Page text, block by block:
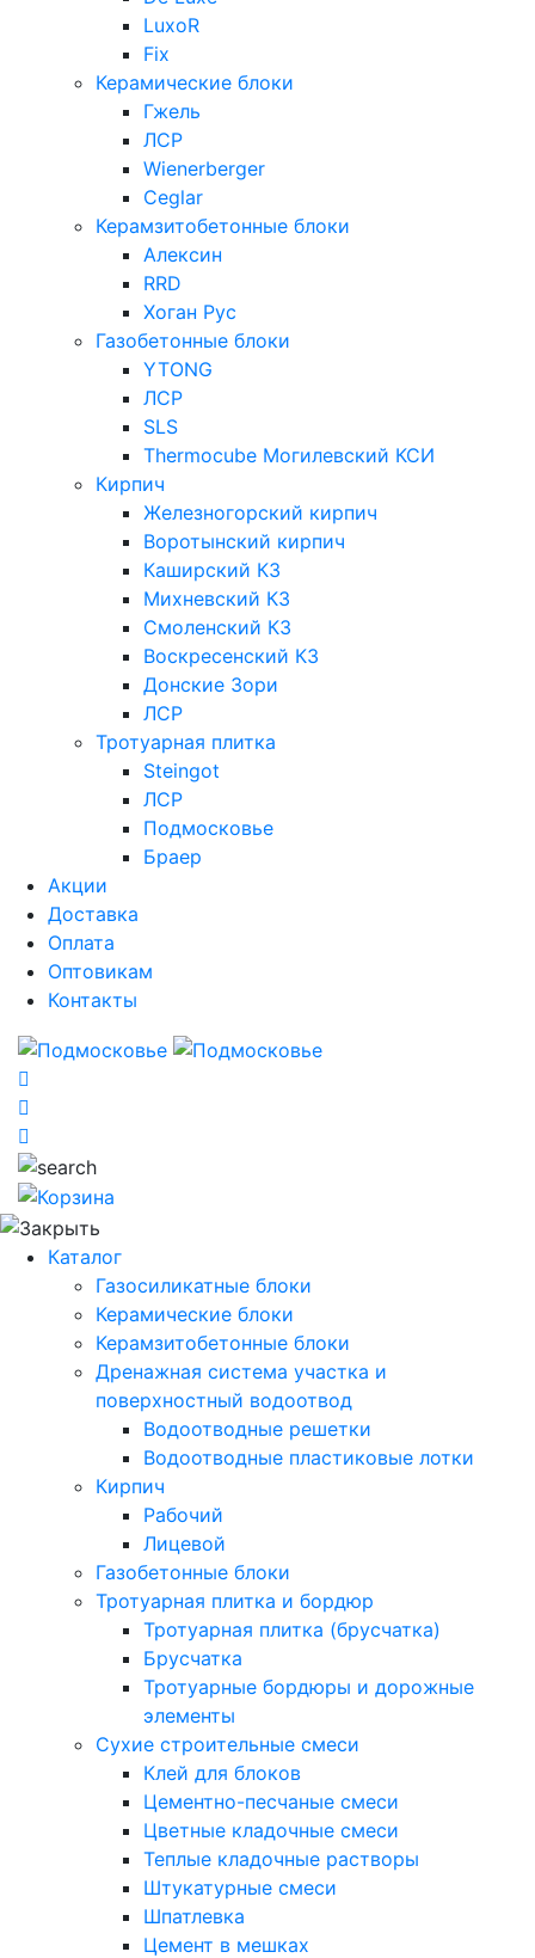
LuxoR
Fix
Керамические блоки
Гжель
ЛСР
Wienerberger
Ceglar
Керамзитобетонные блоки
Алексин
RRD
Хоган Рус
Газобетонные блоки
YTONG
ЛСР
SLS
Thermocube Могилевский КСИ
Кирпич
Железногорский кирпич
Воротынский кирпич
Каширский КЗ
Михневский КЗ
Смоленский КЗ
Воскресенский КЗ
Донские Зори
ЛСР
Тротуарная плитка
Steingot
ЛСР
Подмосковье
Браер
Акции
Доставка
Оплата
Оптовикам
Контакты
Каталог
Газосиликатные блоки
Керамические блоки
Керамзитобетонные блоки
Дренажная система участка и
поверхностный водоотвод
Водоотводные решетки
Водоотводные пластиковые лотки
Кирпич
Рабочий
Лицевой
Газобетонные блоки
Тротуарная плитка и бордюр
Тротуарная плитка (брусчатка)
Брусчатка
Тротуарные бордюры и дорожные
элементы
Сухие строительные смеси
Клей для блоков
Цементно-песчаные смеси
Цветные кладочные смеси
Теплые кладочные растворы
Штукатурные смеси
Шпатлевка
Цемент в мешках